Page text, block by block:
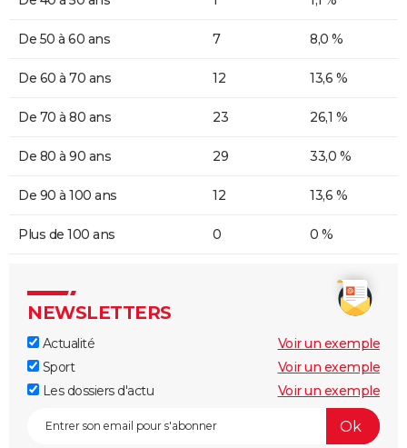
De 50 à 60 ans 7 8,0 %
De 60 à 70 ans 12 13,6 %
De 70 à 80 ans 23 26,1 %
De 80 à 90 ans 29 33,0 %
De 90 à 100 ans 12 13,6 %
Plus de 100 ans 0 0 %
NEWSLETTERS
Actualité
Voir un exemple
Sport
Voir un exemple
Les dossiers d'actu
Voir un exemple